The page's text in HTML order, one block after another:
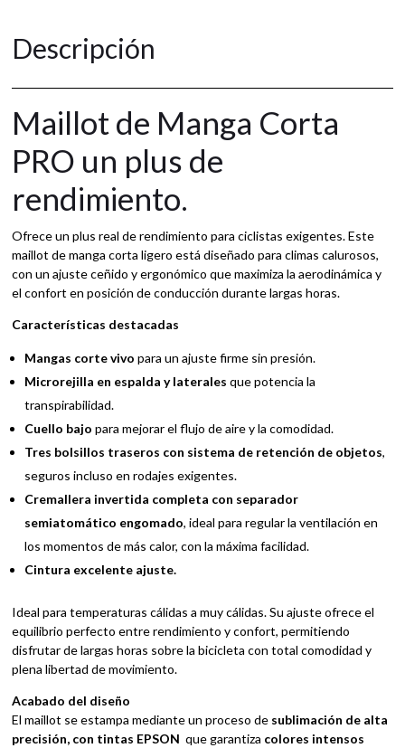
e
Descripción
Maillot de Manga Corta
PRO un plus de
rendimiento.
Ofrece un plus real de rendimiento para ciclistas exigentes. Este
maillot de manga corta ligero está diseñado para climas calurosos,
con un ajuste ceñido y ergonómico que maximiza la aerodinámica y
el confort en posición de conducción durante largas horas.
Características destacadas
Mangas corte vivo para un ajuste firme sin presión.
Microrejilla en espalda y laterales que potencia la
transpirabilidad.
Cuello bajo para mejorar el flujo de aire y la comodidad.
Tres bolsillos traseros con sistema de retención de objetos,
seguros incluso en rodajes exigentes.
Cremallera invertida completa con separador
semiatomático engomado, ideal para regular la ventilación en
los momentos de más calor, con la máxima facilidad.
Cintura excelente ajuste.
Ideal para temperaturas cálidas a muy cálidas. Su ajuste ofrece el
equilibrio perfecto entre rendimiento y confort, permitiendo
disfrutar de largas horas sobre la bicicleta con total comodidad y
plena libertad de movimiento.
Acabado del diseño
El maillot se estampa mediante un proceso de sublimación de alta
precisión, con tintas EPSON que garantiza colores intensos